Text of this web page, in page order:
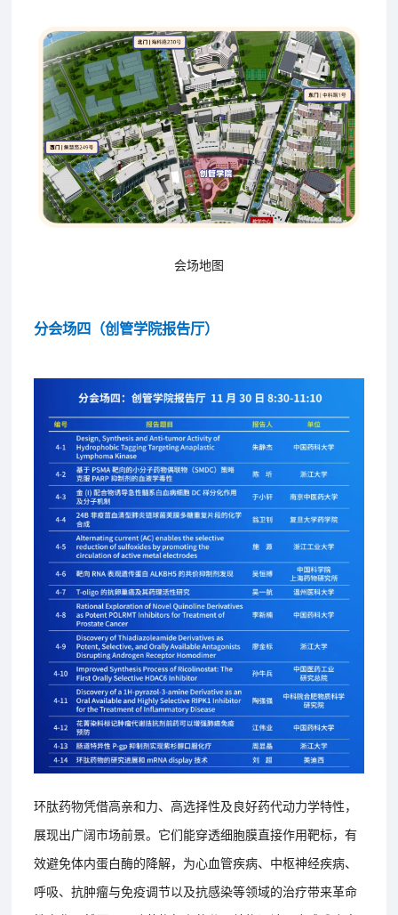
会场地图
分会场四（创管学院报告厅）
环肽药物凭借高亲和力、高选择性及良好药代动力学特性，
展现出广阔市场前景。它们能穿透细胞膜直接作用靶标，有
效避免体内蛋白酶的降解，为心血管疾病、中枢神经疾病、
呼吸、抗肿瘤与免疫调节以及抗感染等领域的治疗带来革命